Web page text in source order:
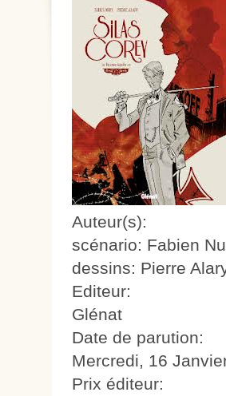
Auteur(s):
scénario: Fabien
dessins: Pierre
Editeur:
Glénat
Date de parution:
Mercredi, 16
Prix éditeur: